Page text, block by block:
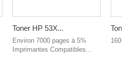
Toner HP 53X...
Environ 7000 pages à 5%
Imprimantes Compatibles...
1600